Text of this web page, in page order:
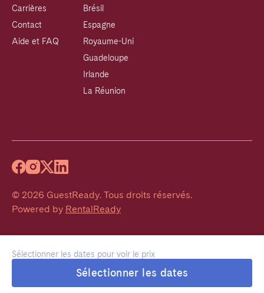
Sélectionner les dates pour voir le prix
Sélectionner les dates
Carrières
Contact
Aide et FAQ
Brésil
Espagne
Royaume-Uni
Guadeloupe
Irlande
La Réunion
© 2026 GuestReady. Tous droits réservés.
Powered by RentalReady